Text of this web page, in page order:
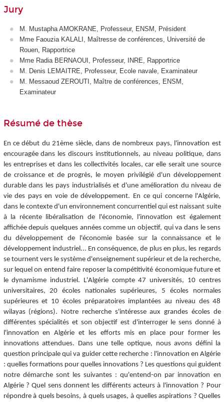
Jury
M. Mustapha AMOKRANE, Professeur, ENSM, Président
Mme Faouzia KALALI, Maîtresse de conférences, Université de
Rouen, Rapportrice
Mme Radia BERNAOUI, Professeur, INRE, Rapportrice
M. Denis LEMAITRE, Professeur, Ecole navale, Examinateur
M. Messaoud ZEROUTI, Maître de conférences, ENSM,
Examinateur
Résumé de thèse
En ce début du 21ème siècle, dans de nombreux pays, l'innovation est
encouragée dans les discours institutionnels, au niveau politique, dans
les entreprises et dans les collectivités locales, car elle serait une source
de croissance et de progrès, le moyen privilégié d'un développement
durable dans les pays industrialisés et d'une amélioration du niveau de
vie des pays en voie de développement. En ce qui concerne l'Algérie,
dans le contexte d'un environnement concurrentiel qui est naissant suite
à la récente libéralisation de l'économie, l'innovation est également
affichée depuis quelques années comme un objectif, qui va dans le sens
du développement de l'économie basée sur la connaissance et le
développement industriel... En conséquence, de plus en plus, les regards
se tournent vers le système d'enseignement supérieur et de la recherche,
sur lequel on entend faire reposer la compétitivité économique future et
le dynamisme industriel. L'Algérie compte 47 universités, 10 centres
universitaires, 20 écoles nationales supérieures, 5 écoles normales
supérieures et 10 écoles préparatoires implantées au niveau des 48
wilayas (régions). Notre recherche s'intéresse aux grandes écoles de
différentes spécialités et son objectif est d'interroger le sens donné à
l'innovation en Algérie et les efforts mis en place pour former les
innovations attendues. Dans une telle optique, nous avons défini la
question principale qui va guider cette recherche : l'innovation en Algérie
: quelles formations pour quelles innovations ? Les questions qui guident
notre démarche sont les suivantes : qu'entend-on par innovation en
Algérie ? Quel sens donnent les différents acteurs à l'innovation ? Pour
répondre à quels besoins, à quels usages, à quelles aspirations ? Quelles